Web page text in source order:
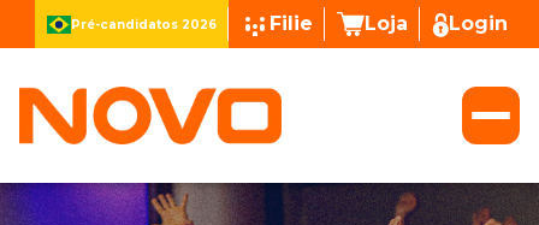
Pré-candidatos 2026 Filie Loja Login